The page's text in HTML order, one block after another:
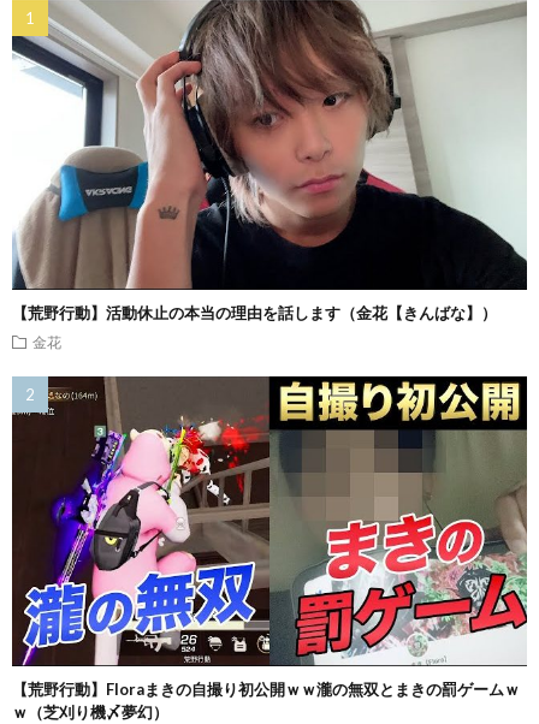
【荒野行動】活動休止の本当の理由を話します（金花【きんばな】）
金花
【荒野行動】Floraまきの自撮り初公開ｗｗ瀧の無双とまきの罰ゲームｗ
ｗ（芝刈り機〆夢幻）